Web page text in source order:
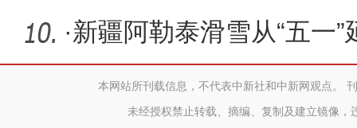
游旺季
·新疆阿勒泰滑雪从“五一”
本网站所刊载信息，不代表中新社和中新网观点。
未经授权禁止转载、摘编、复制及建立镜像，